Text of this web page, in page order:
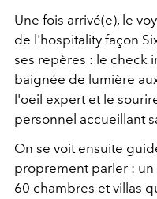
Une fois arrivé(e), le
de l'hospitality façon
ses repères : le check
baignée de lumière
l'oeil expert et le
personnel accueillant
On se voit ensuite
proprement parler :
60 chambres et villas